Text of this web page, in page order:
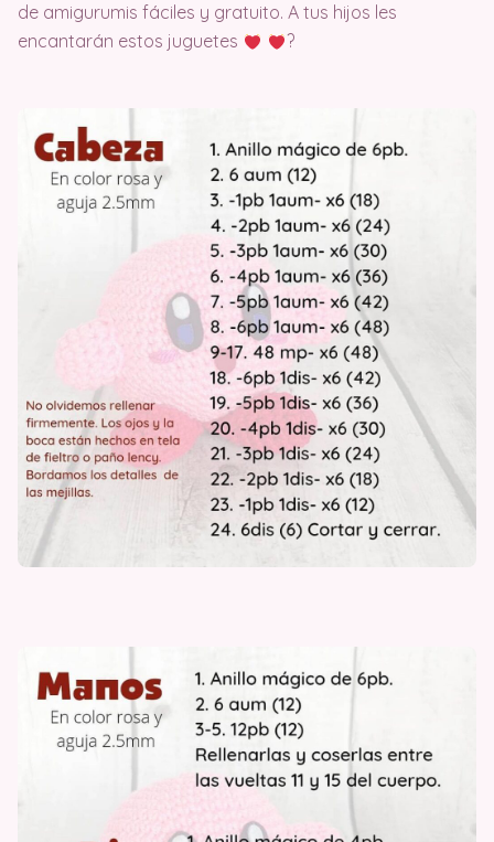
de amigurumis fáciles y gratuito. A tus hijos les
encantarán estos juguetes
?